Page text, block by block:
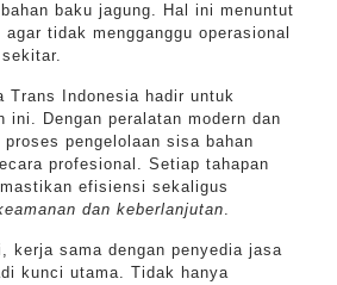
baku jagung. Hal ini menuntut
tidak mengganggu operasional
Trans Indonesia hadir untuk
ini. Dengan peralatan modern dan
pengelolaan sisa bahan
profesional. Setiap tahapan
efisiensi sekaligus
dan keberlanjutan.
kerja sama dengan penyedia jasa
kunci utama. Tidak hanya